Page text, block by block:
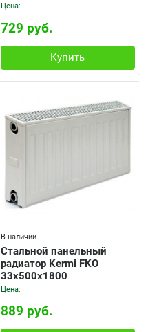
Цена:
729 руб.
Купить
В наличии
Cтальной панельный
радиатор Kermi FKO
33x500x1800
Цена:
889 руб.